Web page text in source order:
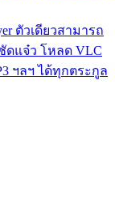
ตัวเดียวสามารถ
ดแจ๋ว โหลด VLC
ฯลฯ ได้ทุกตระกูล